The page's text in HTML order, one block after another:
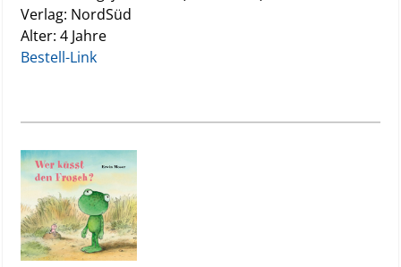
Verlag: NordSüd
Alter: 4 Jahre
Bestell-Link